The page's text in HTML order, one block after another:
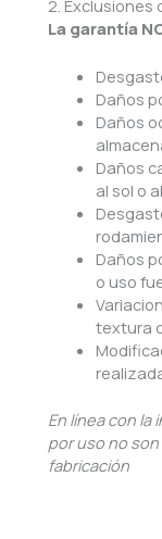
2. Exclusiones
La garantía
Daños
Daños
Daños
al sol o
Daños
o uso
textura
En línea con la
por uso no
fabricación